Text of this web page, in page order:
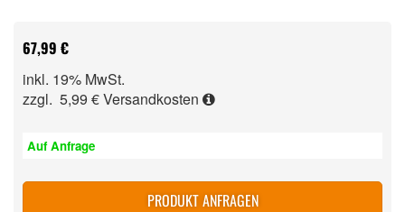
67,99 €
inkl. 19% MwSt.
zzgl. 5,99 €Versandkosten
Auf Anfrage
PRODUKT ANFRAGEN